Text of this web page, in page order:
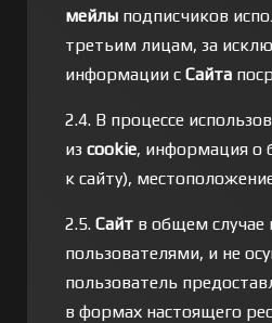
мейлы подписчиков
третьим лицам, за
информации с Сайта
2.4. В процессе
из cookie, информация о
к сайту),
2.5. Сайт в общем случае
пользователями, и не
пользователь
в формах настоящего